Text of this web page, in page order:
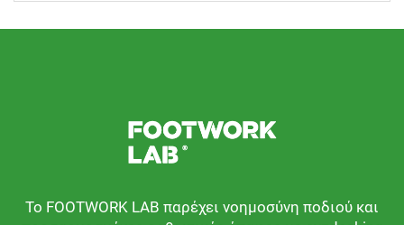
Το FOOTWORK LAB παρέχει νοημοσύνη ποδιού και